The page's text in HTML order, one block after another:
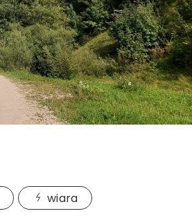
wiara